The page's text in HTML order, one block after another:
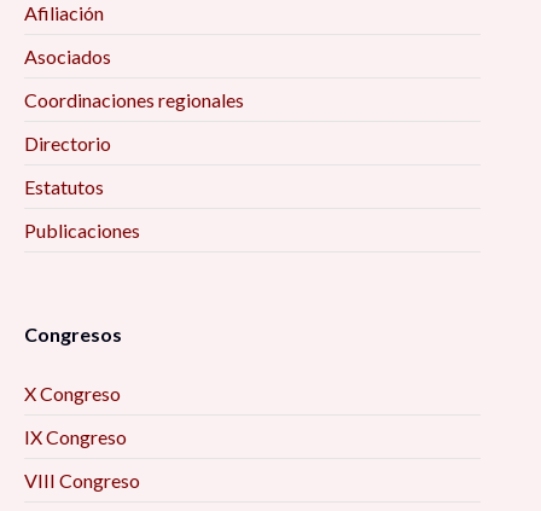
Afiliación
Asociados
Coordinaciones regionales
Directorio
Estatutos
Publicaciones
Congresos
X Congreso
IX Congreso
VIII Congreso